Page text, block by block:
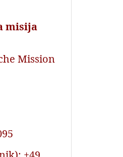
misija
Mission